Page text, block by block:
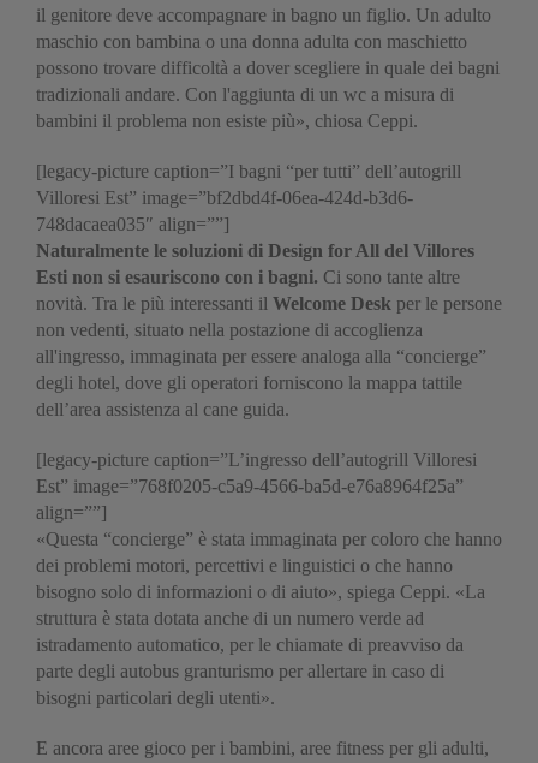
il genitore deve accompagnare in bagno un figlio. Un adulto
maschio con bambina o una donna adulta con maschietto
possono trovare difficoltà a dover scegliere in quale dei bagni
tradizionali andare. Con l'aggiunta di un wc a misura di
bambini il problema non esiste più», chiosa Ceppi.
[legacy-picture caption=”I bagni “per tutti” dell’autogrill
Villoresi Est” image=”bf2dbd4f-06ea-424d-b3d6-
748dacaea035″ align=””]
Naturalmente le soluzioni di Design for All del Villores
Esti non si esauriscono con i bagni. Ci sono tante altre
novità. Tra le più interessanti il Welcome Desk per le persone
non vedenti, situato nella postazione di accoglienza
all'ingresso, immaginata per essere analoga alla “concierge”
degli hotel, dove gli operatori forniscono la mappa tattile
dell’area assistenza al cane guida.
[legacy-picture caption=”L’ingresso dell’autogrill Villoresi
Est” image=”768f0205-c5a9-4566-ba5d-e76a8964f25a”
align=””]
«Questa “concierge” è stata immaginata per coloro che hanno
dei problemi motori, percettivi e linguistici o che hanno
bisogno solo di informazioni o di aiuto», spiega Ceppi. «La
struttura è stata dotata anche di un numero verde ad
istradamento automatico, per le chiamate di preavviso da
parte degli autobus granturismo per allertare in caso di
bisogni particolari degli utenti».
E ancora aree gioco per i bambini, aree fitness per gli adulti,